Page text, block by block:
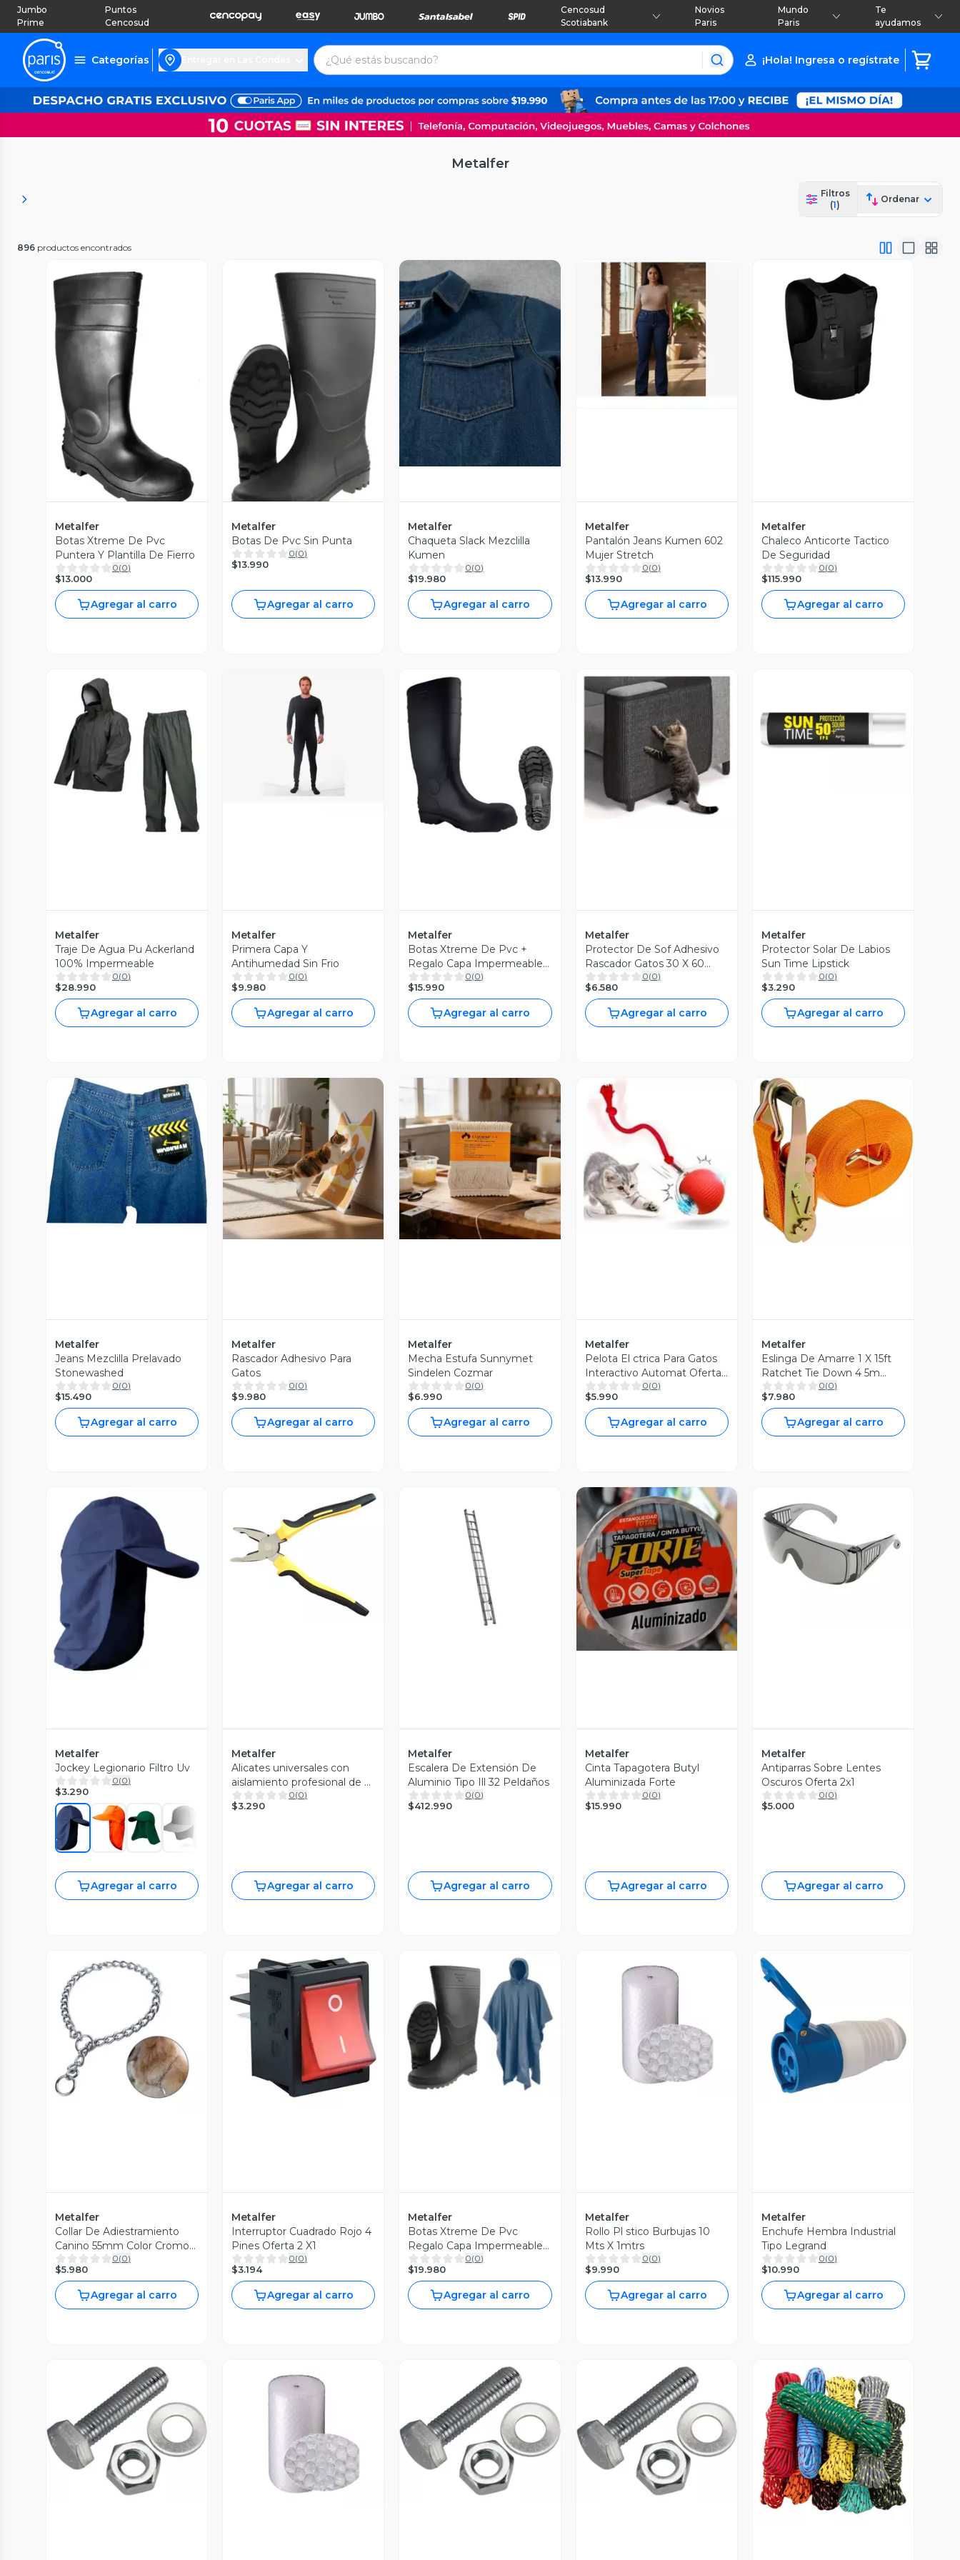
Jumbo
Prime
Puntos
Cencosud
Cencosud
Scotiabank
Novios
Paris
Mundo
Paris
Te
ayudamos
Categorías ¡Hola! Ingresa o regístrate
Metalfer
Filtros
(1)
Ordenar
896 productos encontrados
Vista Previa
Metalfer
Botas Xtreme De Pvc
Puntera Y Plantilla De Fierro
0(0)
$13.000
Agregar al carro
Vista Previa
Metalfer
Botas De Pvc Sin Punta
0(0)
$13.990
Agregar al carro
Vista Previa
Metalfer
Chaqueta Slack Mezclilla
Kumen
0(0)
$19.980
Agregar al carro
Vista Previa
Metalfer
Pantalón Jeans Kumen 602
Mujer Stretch
0(0)
$13.990
Agregar al carro
Vista Previa
Metalfer
Chaleco Anticorte Tactico
De Seguridad
0(0)
$115.990
Agregar al carro
Vista Previa
Metalfer
Traje De Agua Pu Ackerland
100% Impermeable
0(0)
$28.990
Agregar al carro
Vista Previa
Metalfer
Primera Capa Y
Antihumedad Sin Frio
0(0)
$9.980
Agregar al carro
Metalfer
Botas Xtreme De Pvc +
Regalo Capa Impermeable
Para Agua 0(0)
$15.990
Agregar al carro
Vista Previa
Metalfer
Protector De Sof Adhesivo
Rascador Gatos 30 X 60
Oferta 2x1 Gris Oscuro
0(0)
$6.580
Agregar al carro
Vista Previa
Metalfer
Protector Solar De Labios
Sun Time Lipstick
0(0)
$3.290
Agregar al carro
Vista Previa
Metalfer
Jeans Mezclilla Prelavado
Stonewashed
0(0)
$15.490
Agregar al carro
Vista Previa
Metalfer
Rascador Adhesivo Para
Gatos
0(0)
$9.980
Agregar al carro
Vista Previa
Metalfer
Mecha Estufa Sunnymet
Sindelen Cozmar
0(0)
$6.990
Agregar al carro
Vista Previa
Metalfer
Pelota El ctrica Para Gatos
Interactivo Automat Oferta
2x1
0(0)
$5.990
Agregar al carro
Vista Previa
Metalfer
Eslinga De Amarre 1 X 15ft
Ratchet Tie Down 4 5m
Oferta 2x1
0(0)
$7.980
Agregar al carro
Vista Previa
Metalfer
Jockey Legionario Filtro Uv
0(0)
$3.290
Agregar al carro
Vista Previa
Metalfer
Alicates universales con
aislamiento profesional de 8
pulgadas
0(0)
$3.290
Agregar al carro
Vista Previa
Metalfer
Escalera De Extensión De
Aluminio Tipo Ill 32 Peldaños
0(0)
$412.990
Agregar al carro
Vista Previa
Metalfer
Cinta Tapagotera Butyl
Aluminizada Forte
0(0)
$15.990
Agregar al carro
Vista Previa
Metalfer
Antiparras Sobre Lentes
Oscuros Oferta 2x1
0(0)
$5.000
Agregar al carro
Vista Previa
Metalfer
Collar De Adiestramiento
Canino 55mm Color Cromo
Oferta 2x1
0(0)
$5.980
Agregar al carro
Vista Previa
Metalfer
Interruptor Cuadrado Rojo 4
Pines Oferta 2 X1
0(0)
$3.194
Agregar al carro
Vista Previa
Metalfer
Botas Xtreme De Pvc
Regalo Capa Impermeable
Para Agua 0(0)
$19.980
Agregar al carro
Vista Previa
Metalfer
Rollo Pl stico Burbujas 10
Mts X 1mtrs
0(0)
$9.990
Agregar al carro
Vista Previa
Metalfer
Enchufe Hembra Industrial
Tipo Legrand
0(0)
$10.990
Agregar al carro
Vista Previa Vista Previa Vista Previa Vista Previa
Vista Previa